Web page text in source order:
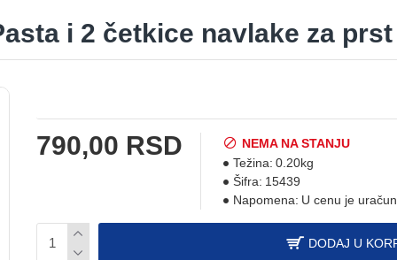
i 2 četkice navlake za prst
790,00 RSD
NEMA NA STANJU
Težina: 0.20kg
Šifra: 15439
Napomena: U cenu je
DODAJ U